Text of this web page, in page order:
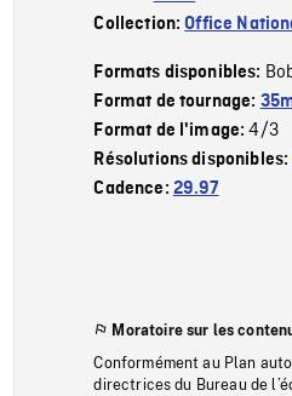
Collection:Office
Formats disponibles:
Format de tournage:
Format de l'image:4/3
Résolutions disponibles:
Cadence: 29.97
Moratoire sur les
Conformément au Plan
directrices du Bureau de